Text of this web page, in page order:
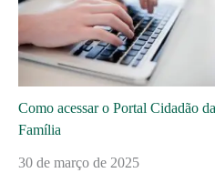
Como acessar o Portal Cidadão
Família
30 de março de 2025